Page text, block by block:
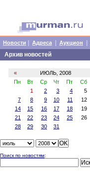
Новости Адреса Аукцион
Архив новостей
« ИЮЛЬ, 2008
Пн
Вт Ср Чт Пт Сб
1
2 3 4 5
7
8 9 10 11 12
14
15 16 17 18 19
21
22 23 24 25 26
28
29 30 31
Поиск по новостям: